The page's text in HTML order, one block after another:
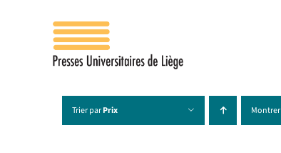
Trier parPrix Montrer